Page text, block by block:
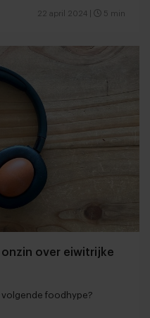
22 april 2024 5 min
over eiwitrijke
foodhype?